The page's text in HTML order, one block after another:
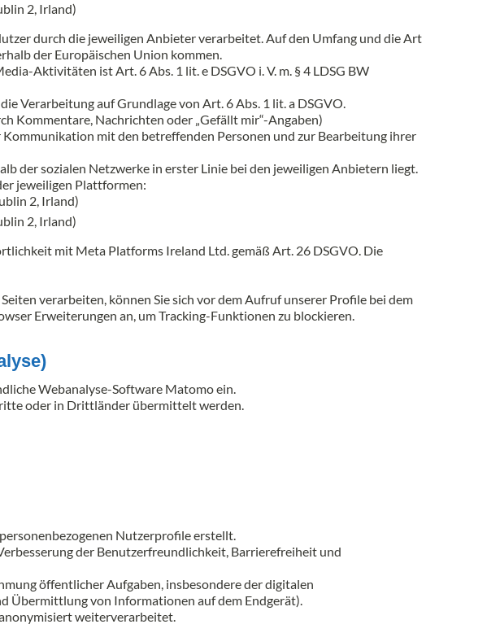
2, Irland)
durch die jeweiligen Anbieter verarbeitet. Auf den Umfang und die Art
der Europäischen Union kommen.
Aktivitäten ist Art. 6 Abs. 1 lit. e DSGVO i. V. m. § 4 LDSG BW
Verarbeitung auf Grundlage von Art. 6 Abs. 1 lit. a DSGVO.
Kommentare, Nachrichten oder „Gefällt mir“-Angaben)
mit den betreffenden Personen und zur Bearbeitung ihrer
der sozialen Netzwerke in erster Linie bei den jeweiligen Anbietern liegt.
jeweiligen Plattformen:
2, Irland)
2, Irland)
mit Meta Platforms Ireland Ltd. gemäß Art. 26 DSGVO. Die
verarbeiten, können Sie sich vor dem Aufruf unserer Profile bei dem
Erweiterungen an, um Tracking-Funktionen zu blockieren.
Webanalyse-Software Matomo ein.
oder in Drittländer übermittelt werden.
Nutzerprofile erstellt.
der Benutzerfreundlichkeit, Barrierefreiheit und
öffentlicher Aufgaben, insbesondere der digitalen
Übermittlung von Informationen auf dem Endgerät).
weiterverarbeitet.